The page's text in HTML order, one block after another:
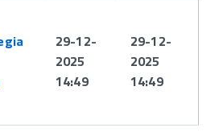
29-12-
2025
14:49
29-12-
2025
14:49